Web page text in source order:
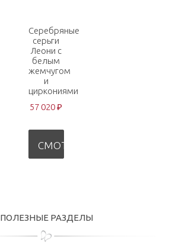
Серебряные
серьги
Леони с
белым
жемчугом
и
циркониями
57 020 ₽
СМОТРЕТЬ
ПОЛЕЗНЫЕ РАЗДЕЛЫ